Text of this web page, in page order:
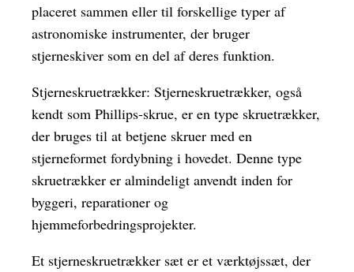
placeret sammen eller til forskellige typer af
astronomiske instrumenter, der bruger
stjerneskiver som en del af deres funktion.
Stjerneskruetrækker: Stjerneskruetrækker, også
kendt som Phillips-skrue, er en type skruetrækker,
der bruges til at betjene skruer med en
stjerneformet fordybning i hovedet. Denne type
skruetrækker er almindeligt anvendt inden for
byggeri, reparationer og
hjemmeforbedringsprojekter.
Et stjerneskruetrækker sæt er et værktøjssæt, der